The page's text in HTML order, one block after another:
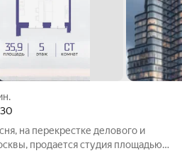
на перекрестке делового и
продается студия площадью